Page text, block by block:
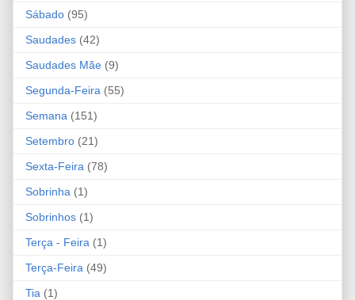
Sábado (95)
Saudades (42)
Saudades Mãe (9)
Segunda-Feira (55)
Semana (151)
Setembro (21)
Sexta-Feira (78)
Sobrinha (1)
Sobrinhos (1)
Terça - Feira (1)
Terça-Feira (49)
Tia (1)